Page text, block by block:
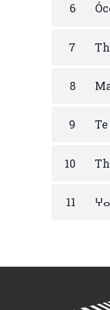
6
7
8
9
10
11